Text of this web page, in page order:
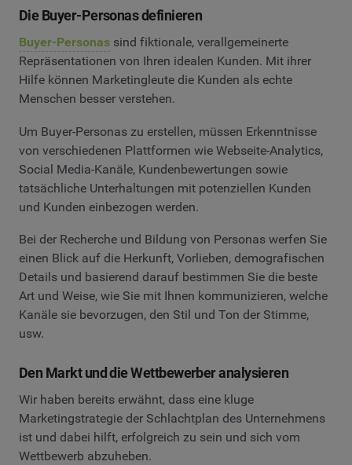
Die Buyer-Personas definieren
Buyer-Personas sind fiktionale, verallgemeinerte
Repräsentationen von Ihren idealen Kunden. Mit ihrer
Hilfe können Marketingleute die Kunden als echte
Menschen besser verstehen.
Um Buyer-Personas zu erstellen, müssen Erkenntnisse
von verschiedenen Plattformen wie Webseite-Analytics,
Social Media-Kanäle, Kundenbewertungen sowie
tatsächliche Unterhaltungen mit potenziellen Kunden
und Kunden einbezogen werden.
Bei der Recherche und Bildung von Personas werfen Sie
einen Blick auf die Herkunft, Vorlieben, demografischen
Details und basierend darauf bestimmen Sie die beste
Art und Weise, wie Sie mit Ihnen kommunizieren, welche
Kanäle sie bevorzugen, den Stil und Ton der Stimme,
usw.
Den Markt und die Wettbewerber analysieren
Wir haben bereits erwähnt, dass eine kluge
Marketingstrategie der Schlachtplan des Unternehmens
ist und dabei hilft, erfolgreich zu sein und sich vom
Wettbewerb abzuheben.